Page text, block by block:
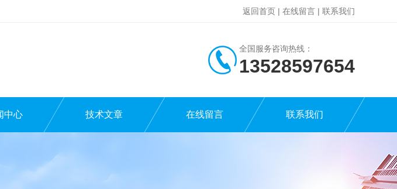
返回首页 | 在线留言 | 联系我们
全国服务咨询热线：
13528597654
中心 技术文章 在线留言 联系我们